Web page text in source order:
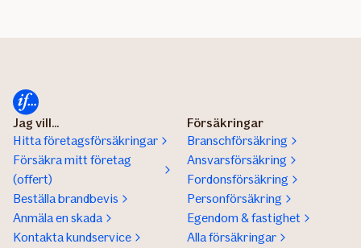
Jag vill...
Hitta företagsförsäkringar
Försäkra mitt företag
(offert)
Beställa brandbevis
Anmäla en skada
Kontakta kundservice
Försäkringar
Branschförsäkring
Ansvarsförsäkring
Fordonsförsäkring
Personförsäkring
Egendom & fastighet
Alla försäkringar